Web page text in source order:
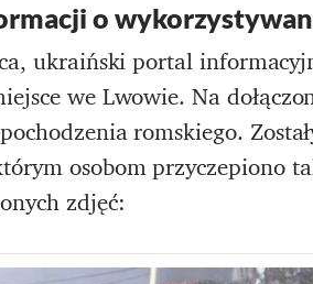
o
ukraiński portal
we Lwowie. Na
romskiego.
osobom przyczepiono
zdjęć: